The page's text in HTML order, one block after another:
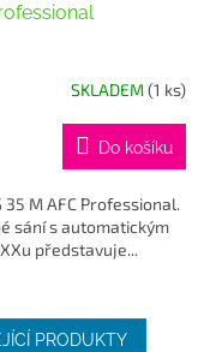
SKLADEM(1 ks)
Do košíku
M AFC Professional.
sání s automatickým
představuje...
PRODUKTY